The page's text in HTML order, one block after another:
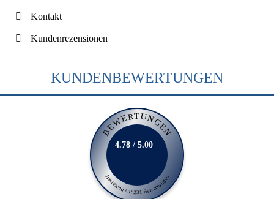
Kontakt
Kundenrezensionen
KUNDENBEWERTUNGEN
BEWERTUNGEN
Basierend auf 231 Bewertungen
4.78 / 5.00